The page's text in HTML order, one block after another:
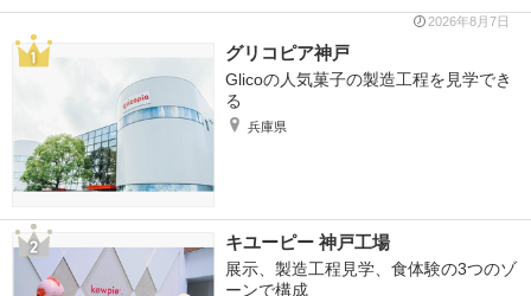
2026年8月7日
グリコピア神戸
Glicoの人気菓子の製造工程を見学でき
る
兵庫県
キユーピー 神戸工場
展示、製造工程見学、食体験の3つのゾ
ーンで構成